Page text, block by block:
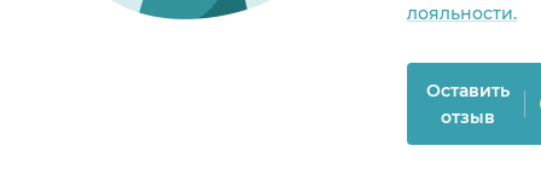
лояльности.
Оставить
отзыв